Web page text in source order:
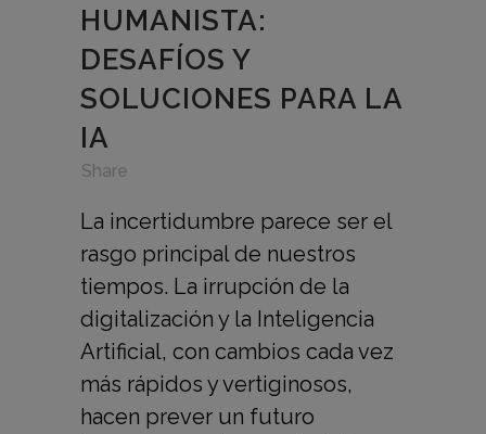
HUMANISTA:
DESAFÍOS Y
SOLUCIONES PARA LA
IA
Share
La incertidumbre parece ser el
rasgo principal de nuestros
tiempos. La irrupción de la
digitalización y la Inteligencia
Artificial, con cambios cada vez
más rápidos y vertiginosos,
hacen prever un futuro